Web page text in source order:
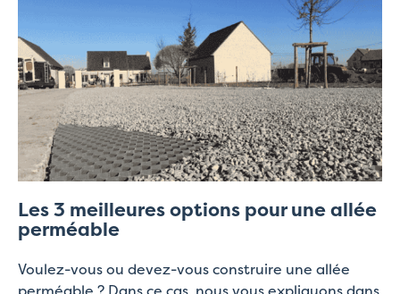
Les 3 meilleures options pour une allée
perméable
Voulez-vous ou devez-vous construire une allée